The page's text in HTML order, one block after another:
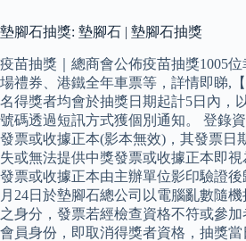
墊腳石抽獎: 墊腳石 | 墊腳石抽獎
疫苗抽獎｜總商會公佈疫苗抽獎1005
場禮券、港鐵全年車票等，詳情即睇,
名得獎者均會於抽獎日期起計5日內，
號碼透過短訊方式獲個別通知。 登錄
發票或收據正本(影本無效)，其發票日
失或無法提供中獎發票或收據正本即
發票或收據正本由主辦單位影印驗證後
月24日於墊腳石總公司以電腦亂數隨
之身分，發票若經檢查資格不符或參
會員身份，即取消得獎者資格，抽獎當